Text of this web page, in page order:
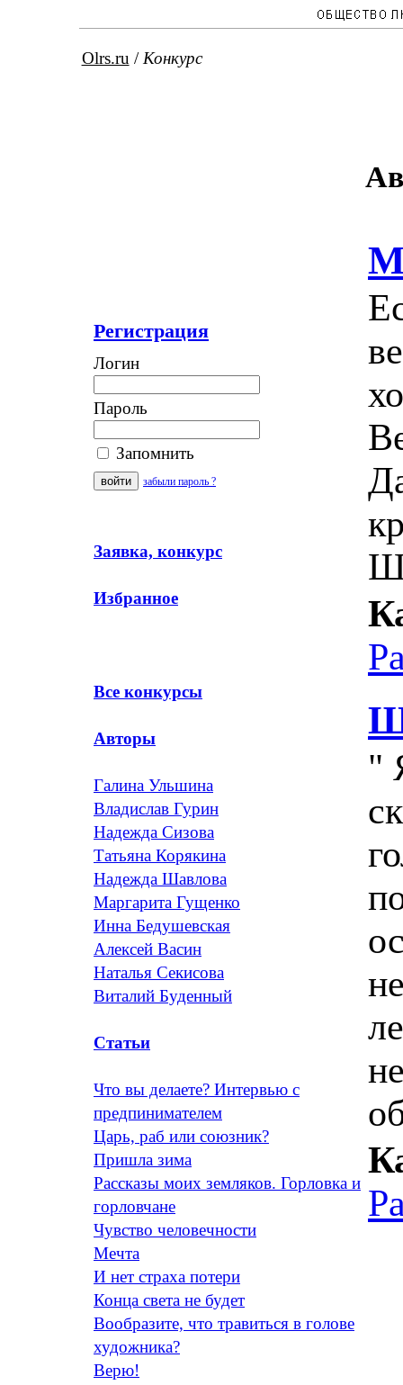
Olrs.ru / Конкурс
Регистрация
Логин
Пароль
Запомнить
забыли пароль ?
Заявка, конкурс
Избранное
Все конкурсы
Авторы
Галина Ульшина
Владислав Гурин
Надежда Сизова
Татьяна Корякина
Надежда Шавлова
Маргарита Гущенко
Инна Бедушевская
Алексей Васин
Наталья Секисова
Виталий Буденный
Статьи
Что вы делаете? Интервью с
предпинимателем
Царь, раб или союзник?
Пришла зима
Рассказы моих земляков. Горловка и
горловчане
Чувство человечности
Мечта
И нет страха потери
Конца света не будет
Вообразите, что травиться в голове
художника?
Верю!
"